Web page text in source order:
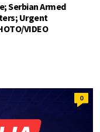
Serbian Armed
Urgent
VIDEO
0